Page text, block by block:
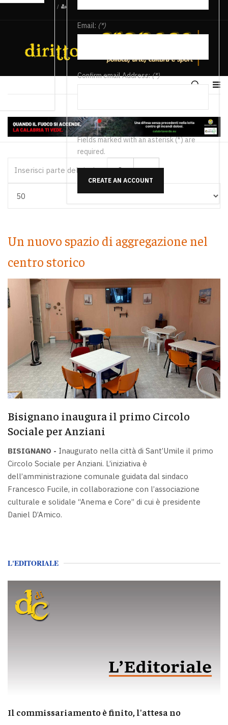
/
Email: (*)
Confirm email Address:(*)
Fields marked with an asterisk (*) are
required.
CREATE AN ACCOUNT
Un nuovo spazio di aggregazione nel
centro storico
Bisignano inaugura il primo Circolo
Sociale per Anziani
BISIGNANO - Inaugurato nella città di Sant’Umile il primo
Circolo Sociale per Anziani. L’iniziativa è
dell’amministrazione comunale guidata dal sindaco
Francesco Fucile, in collaborazione con l’associazione
culturale e solidale “Anema e Core” di cui è presidente
Daniel D’Amico.
L'EDITORIALE
Il commissariamento è finito, l'attesa no